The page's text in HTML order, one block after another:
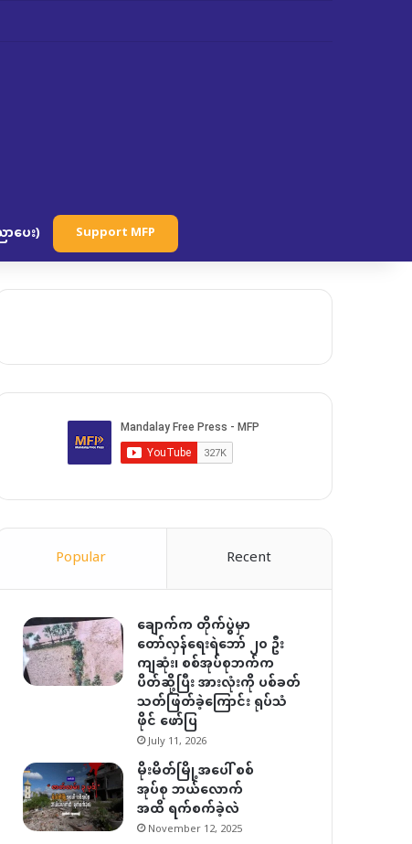
ပေး) Support MFP
Popular Recent
ချောက်က တိုက်ပွဲမှာ
တော်လှန်ရေးရဲဘော် ၂၀ ဦး
ကျဆုံး၊ စစ်အုပ်စုဘက်က
ပိတ်ဆို့ပြီး အားလုံးကို ပစ်ခတ်
သတ်ဖြတ်ခဲ့ကြောင်း ရုပ်သံ
ဖိုင် ဖော်ပြ
July 11, 2026
မိုးမိတ်မြို့အပေါ် စစ်
အုပ်စု ဘယ်လောက်
အထိ ရက်စက်ခဲ့လဲ
November 12, 2025